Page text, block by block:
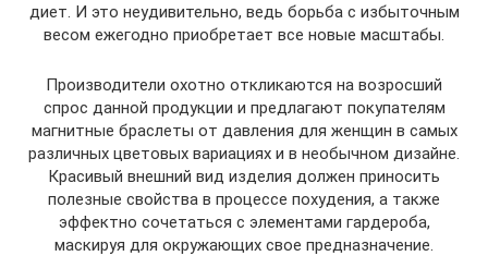
диет. И это неудивительно, ведь борьба с избыточным
весом ежегодно приобретает все новые масштабы.
Производители охотно откликаются на возросший
спрос данной продукции и предлагают покупателям
магнитные браслеты от давления для женщин в самых
различных цветовых вариациях и в необычном дизайне.
Красивый внешний вид изделия должен приносить
полезные свойства в процессе похудения, а также
эффектно сочетаться с элементами гардероба,
маскируя для окружающих свое предназначение.